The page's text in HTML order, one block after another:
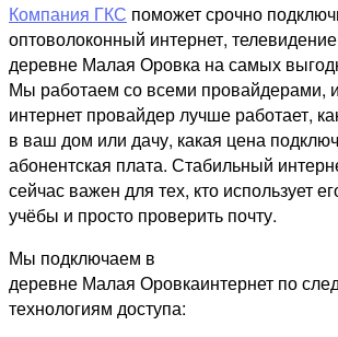
Компания ГКС поможет срочно
оптоволоконный интернет,
деревне Малая Оровка на самых
Мы работаем со всеми провайдерами,
интернет провайдер лучше работает,
в ваш дом или дачу, какая цена
абонентская плата. Стабильный
сейчас важен для тех, кто использует
учёбы и просто проверить почту.
Мы подключаем в
деревне Малая Оровкаинтернет по
технологиям доступа: